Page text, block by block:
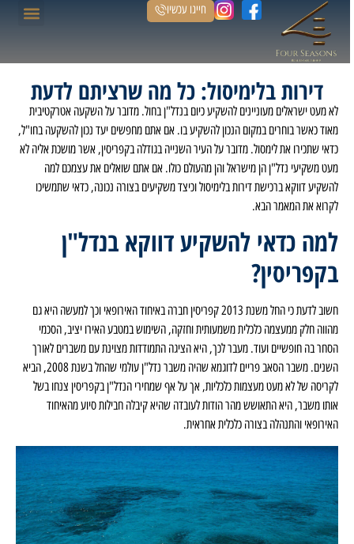
חייגו עכשיו
דירות בלימיסול: כל מה שרציתם לדעת
לא מעט ישראלים מעוניינים להשקיע כיום בנדל"ן בחול. מדובר על השקעה אטרקטיבית
מאוד כאשר בוחרים במקום הנכון להשקיע בו. אם אתם מחפשים יעד נכון להשקעה בחו"ל,
כדאי שתכירו את לימסול. מדובר על העיר השנייה בגודלה בקפריסין, אשר מושכת אליה לא
מעט משקיעי נדל"ן הן מישראל והן מהעולם כולו. אם אתם שואלים את עצמכם למה
להשקיע דווקא ברכישת דירות בלימיסול וכיצד משקיעים בצורה נכונה, כדאי שתמשיכו
לקרוא את המאמר הבא.
למה כדאי להשקיע דווקא בנדל"ן
בקפריסין?
חשוב לדעת כי החל משנת 2013 קפריסין חברה באיחוד האירופאי וכך למעשה היא גם
מהווה חלק ממעצמה כלכלית משמעותית וחזקה, השימוש במטבע האירו יציב, הסכמי
הסחר בה חופשיים ועוד. מעבר לכך, היא הציגה התמודדות מצוינת עם משברים לאורך
השנים. משבר הסאב פריים לדוגמא שהיה משבר נדל"ן עולמי שהחל בשנת 2008, הביא
לקריסה של לא מעט מעצמות כלכליות, אך על אף שמחירי הנדל"ן בקפריסין צנחו בשל
אותו משבר, היא התאושש מהר הודות לעובדה שהיא קיבלה חבילות סיוע מהאיחוד
האירופאי והתנהלה בצורה כלכלית אחראית.